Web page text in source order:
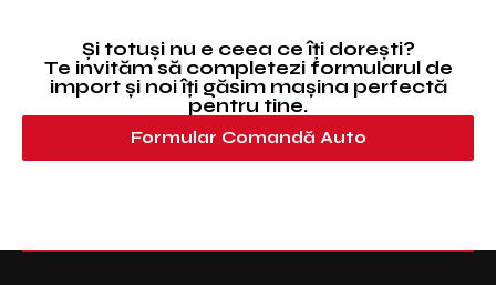
Și totuși nu e ceea ce îți dorești?
Te invităm să completezi formularul de
import și noi îți găsim mașina perfectă
pentru tine.
Formular Comandă Auto